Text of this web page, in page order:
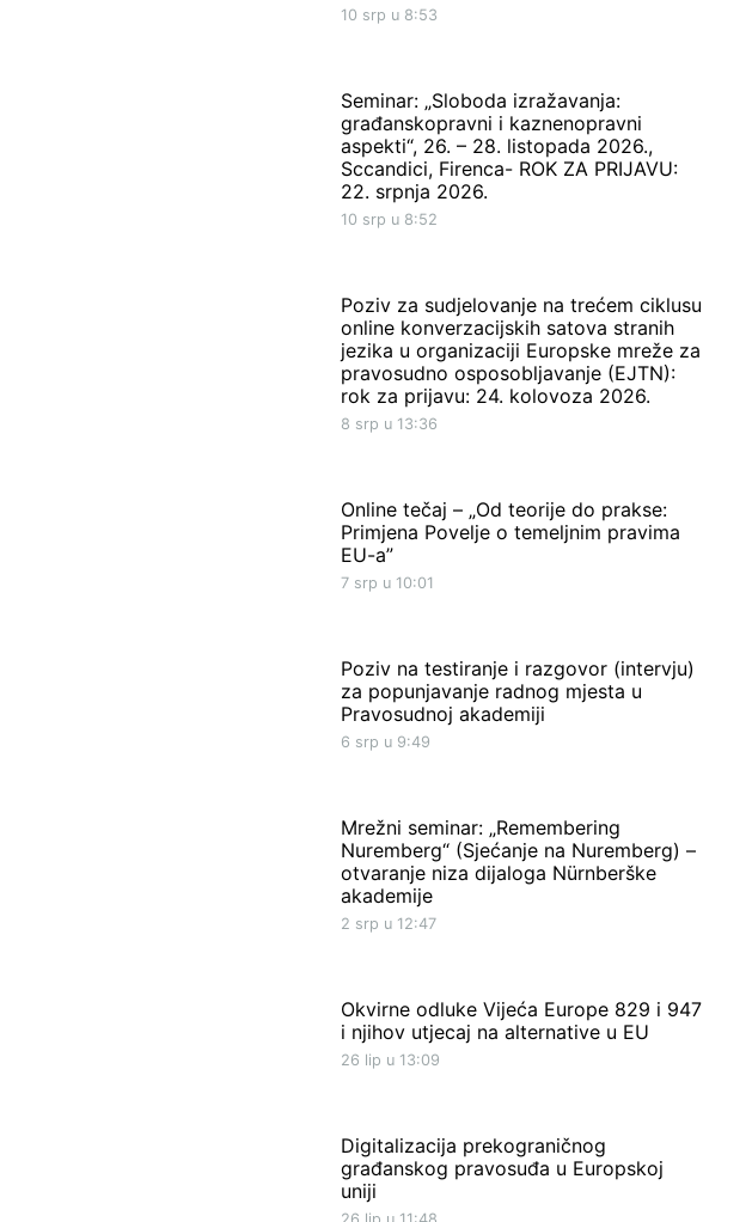
10 srp u 8:53
Seminar: „Sloboda izražavanja:
građanskopravni i kaznenopravni
aspekti“, 26. – 28. listopada 2026.,
Sccandici, Firenca- ROK ZA PRIJAVU:
22. srpnja 2026.
10 srp u 8:52
Poziv za sudjelovanje na trećem ciklusu
online konverzacijskih satova stranih
jezika u organizaciji Europske mreže za
pravosudno osposobljavanje (EJTN):
rok za prijavu: 24. kolovoza 2026.
8 srp u 13:36
Online tečaj – „Od teorije do prakse:
Primjena Povelje o temeljnim pravima
EU-a”
7 srp u 10:01
Poziv na testiranje i razgovor (intervju)
za popunjavanje radnog mjesta u
Pravosudnoj akademiji
6 srp u 9:49
Mrežni seminar: „Remembering
Nuremberg“ (Sjećanje na Nuremberg) –
otvaranje niza dijaloga Nürnberške
akademije
2 srp u 12:47
Okvirne odluke Vijeća Europe 829 i 947
i njihov utjecaj na alternative u EU
26 lip u 13:09
Digitalizacija prekograničnog
građanskog pravosuđa u Europskoj
uniji